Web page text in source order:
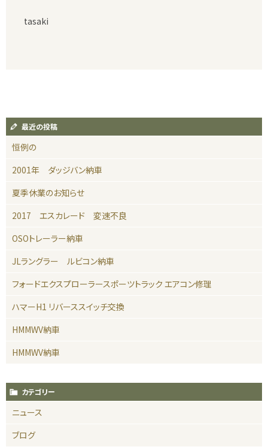
tasaki
最近の投稿
恒例の
2001年 ダッジバン納車
夏季休業のお知らせ
2017 エスカレード 変速不良
OSOトレーラー納車
JLラングラー ルビコン納車
フォードエクスプローラースポーツトラック エアコン修理
ハマーH1 リバーススイッチ交換
HMMWV納車
HMMWV納車
カテゴリー
ニュース
ブログ